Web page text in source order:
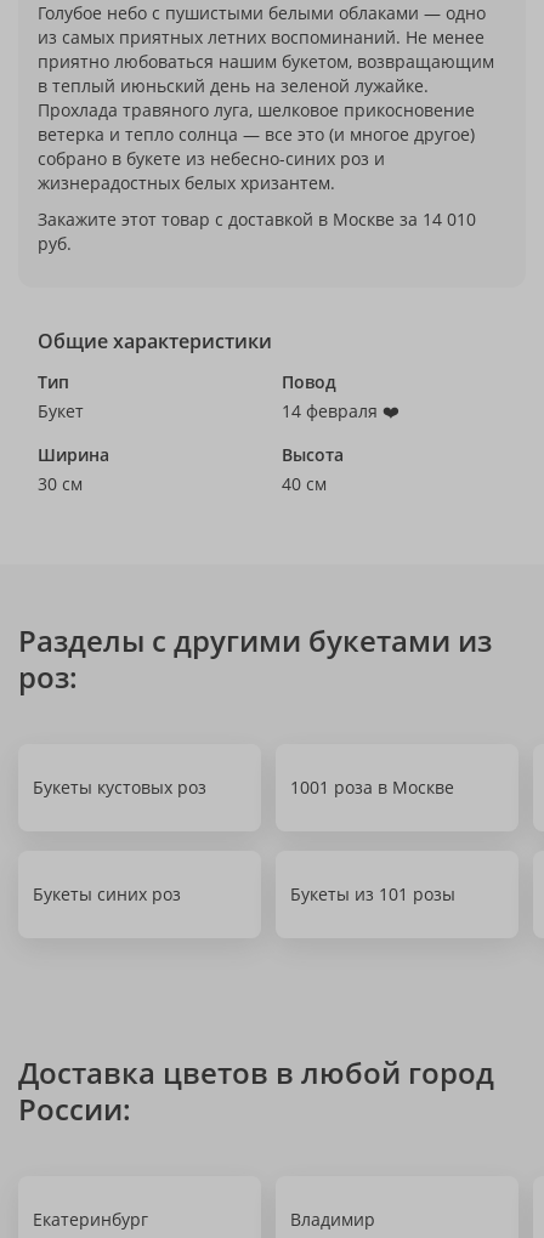
Голубое небо с пушистыми белыми облаками — одно
из самых приятных летних воспоминаний. Не менее
приятно любоваться нашим букетом, возвращающим
в теплый июньский день на зеленой лужайке.
Прохлада травяного луга, шелковое прикосновение
ветерка и тепло солнца — все это (и многое другое)
собрано в букете из небесно-синих роз и
жизнерадостных белых хризантем.
Закажите этот товар с доставкой в Москве за 14 010
руб.
Общие характеристики
Тип
Букет
Повод
14 февраля ❤️
Ширина
30 см
Высота
40 см
Разделы с другими букетами из
роз:
Букеты кустовых роз 1001 роза в Москве
Букеты синих роз Букеты из 101 розы
Доставка цветов в любой город
России:
Екатеринбург Владимир